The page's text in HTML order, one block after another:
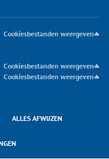
Cookiesbestanden weergeven
Cookiesbestanden weergeven
Cookiesbestanden weergeven
ALLES AFWIJZEN